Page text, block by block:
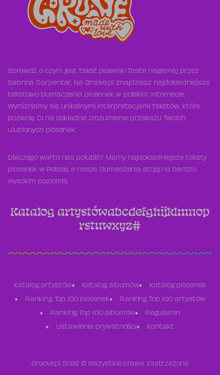
Sprawdź o czym jest tekst piosenki Taste nagranej przez
Sabrina Carpenter. Na Groove.pl znajdziesz najdokładniejsze
tekstowo tłumaczenia piosenek w polskim Internecie.
Wyróżniamy się unikalnymi interpretacjami tekstów, które
pozwolą Ci na dokładne zrozumienie przekazu Twoich
ulubionych piosenek.
Dlaczego warto nas polubić? Mamy najdokładniejsze teksty
piosenek w Polsce, a nasze tłumaczenia stoją na bardzo
wysokim poziomie.
Katalog artystówabcdefghijklmnop
rstuwxyz#
Katalog artystów Katalog albumów Katalog piosenek
Ranking Top 100 piosenek Ranking Top 100 artystów
Ranking Top 100 albumów Regulamin
Ustawienia prywatności Kontakt
Groove.pl 2026 © Wszystkie prawa zastrzeżone